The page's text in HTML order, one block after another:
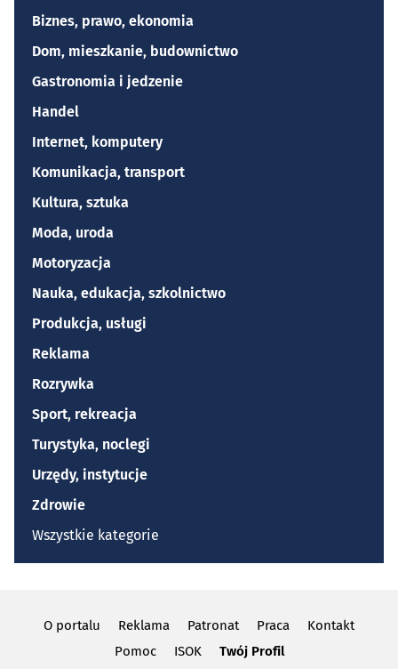
Biznes, prawo, ekonomia
Dom, mieszkanie, budownictwo
Gastronomia i jedzenie
Handel
Internet, komputery
Komunikacja, transport
Kultura, sztuka
Moda, uroda
Motoryzacja
Nauka, edukacja, szkolnictwo
Produkcja, usługi
Reklama
Rozrywka
Sport, rekreacja
Turystyka, noclegi
Urzędy, instytucje
Zdrowie
Wszystkie kategorie
O portalu Reklama Patronat Praca
Kontakt
Pomoc
ISOK Twój Profil